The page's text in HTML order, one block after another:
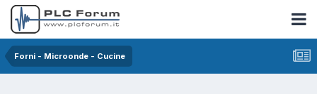
Forni - Microonde - Cucine